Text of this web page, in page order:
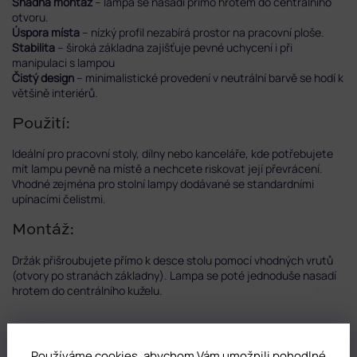
otvoru.
Úspora místa – nízký profil nezabírá prostor na pracovní ploše.
Stabilita – široká základna zajišťuje pevné uchycení i při
manipulaci s lampou
Čistý design – minimalistické provedení v neutrální barvě se hodí k
většině interiérů.
Použití:
Ideální pro pracovní stoly, dílny nebo kanceláře, kde potřebujete
mít lampu pevně na místě a nechcete riskovat její převrácení.
Vhodné zejména pro stolní lampy dodávané se standardními
upínacími čelistmi.
Montáž:
Držák přišroubujete přímo k desce stolu pomocí vhodných vrutů
(otvory po stranách základny). Lampa se poté jednoduše nasadí
hrotem do centrálního kuželu.